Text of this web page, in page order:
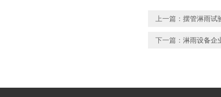
上一篇： 摆管淋雨试
下一篇： 淋雨设备企